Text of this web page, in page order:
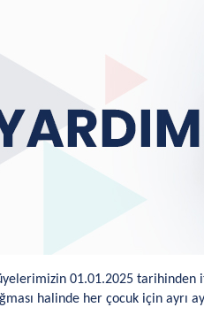
01.01.2025 tarihinden
halinde her çocuk için ayrı